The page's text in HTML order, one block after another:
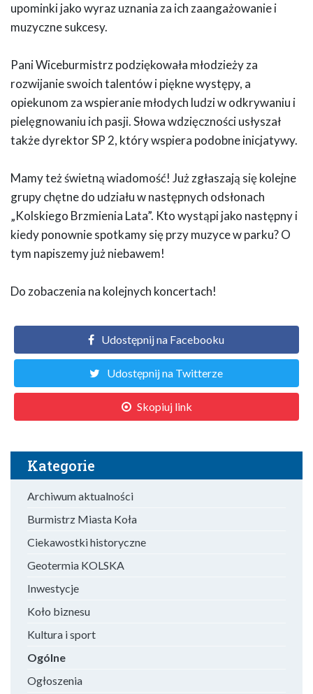
upominki jako wyraz uznania za ich zaangażowanie i
muzyczne sukcesy.
Pani Wiceburmistrz podziękowała młodzieży za
rozwijanie swoich talentów i piękne występy, a
opiekunom za wspieranie młodych ludzi w odkrywaniu i
pielęgnowaniu ich pasji. Słowa wdzięczności usłyszał
także dyrektor SP 2, który wspiera podobne inicjatywy.
Mamy też świetną wiadomość! Już zgłaszają się kolejne
grupy chętne do udziału w następnych odsłonach
„Kolskiego Brzmienia Lata”. Kto wystąpi jako następny i
kiedy ponownie spotkamy się przy muzyce w parku? O
tym napiszemy już niebawem!
Do zobaczenia na kolejnych koncertach!
Udostępnij na Facebooku
Udostępnij na Twitterze
Skopiuj link
Kategorie
Archiwum aktualności
Burmistrz Miasta Koła
Ciekawostki historyczne
Geotermia KOLSKA
Inwestycje
Koło biznesu
Kultura i sport
Ogólne
Ogłoszenia